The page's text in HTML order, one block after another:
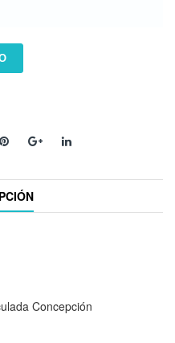
Concepción